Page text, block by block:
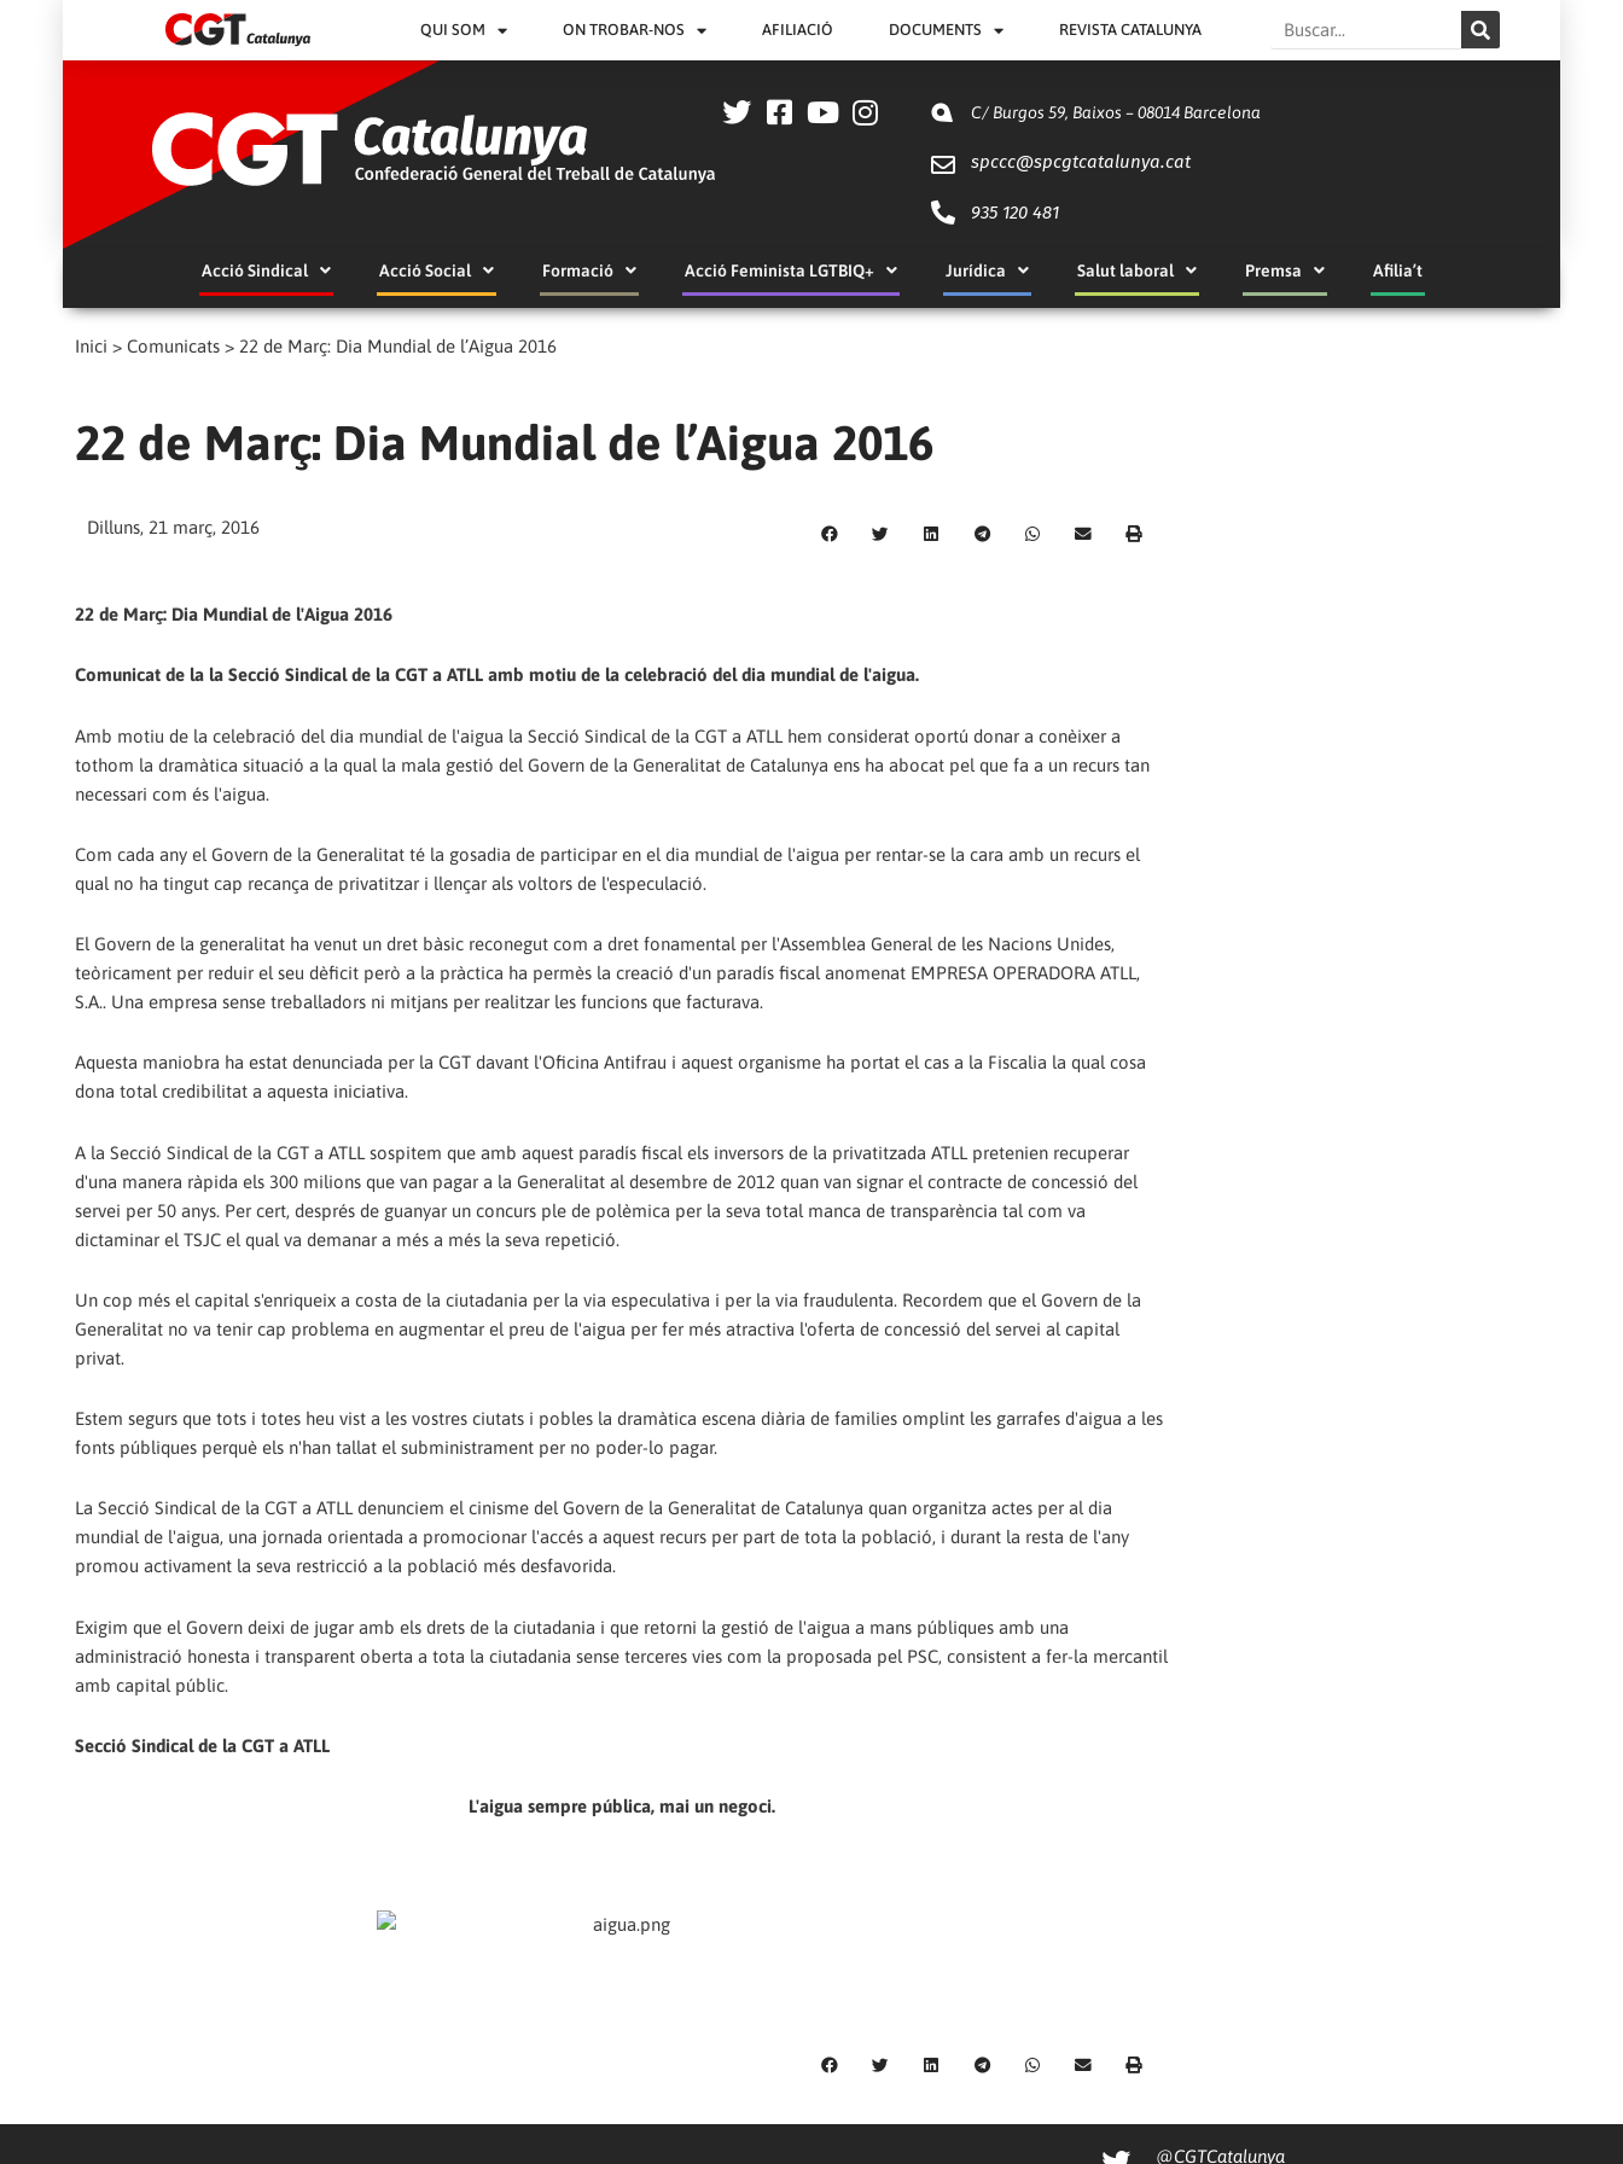
QUI SOM ON TROBAR-NOS AFILIACIÓ DOCUMENTS REVISTA CATALUNYA Search
C/ Burgos 59, Baixos – 08014 Barcelona
spccc@spcgtcatalunya.cat
935 120 481
Acció Sindical Acció Social Formació Acció Feminista LGTBIQ+ Jurídica Salut laboral Premsa Afilia’t
Inici > Comunicats > 22 de Març: Dia Mundial de l’Aigua 2016
22 de Març: Dia Mundial de l’Aigua 2016
Dilluns, 21 març, 2016
22 de Març: Dia Mundial de l'Aigua 2016
Comunicat de la la Secció Sindical de la CGT a ATLL amb motiu de la celebració del dia mundial de l'aigua.
Amb motiu de la celebració del dia mundial de l'aigua la Secció Sindical de la CGT a ATLL hem considerat oportú donar a conèixer a
tothom la dramàtica situació a la qual la mala gestió del Govern de la Generalitat de Catalunya ens ha abocat pel que fa a un recurs tan
necessari com és l'aigua.
Com cada any el Govern de la Generalitat té la gosadia de participar en el dia mundial de l'aigua per rentar-se la cara amb un recurs el
qual no ha tingut cap recança de privatitzar i llençar als voltors de l'especulació.
El Govern de la generalitat ha venut un dret bàsic reconegut com a dret fonamental per l'Assemblea General de les Nacions Unides,
teòricament per reduir el seu dèficit però a la pràctica ha permès la creació d'un paradís fiscal anomenat EMPRESA OPERADORA ATLL,
S.A.. Una empresa sense treballadors ni mitjans per realitzar les funcions que facturava.
Aquesta maniobra ha estat denunciada per la CGT davant l'Oficina Antifrau i aquest organisme ha portat el cas a la Fiscalia la qual cosa
dona total credibilitat a aquesta iniciativa.
A la Secció Sindical de la CGT a ATLL sospitem que amb aquest paradís fiscal els inversors de la privatitzada ATLL pretenien recuperar
d'una manera ràpida els 300 milions que van pagar a la Generalitat al desembre de 2012 quan van signar el contracte de concessió del
servei per 50 anys. Per cert, després de guanyar un concurs ple de polèmica per la seva total manca de transparència tal com va
dictaminar el TSJC el qual va demanar a més a més la seva repetició.
Un cop més el capital s'enriqueix a costa de la ciutadania per la via especulativa i per la via fraudulenta. Recordem que el Govern de la
Generalitat no va tenir cap problema en augmentar el preu de l'aigua per fer més atractiva l'oferta de concessió del servei al capital
privat.
Estem segurs que tots i totes heu vist a les vostres ciutats i pobles la dramàtica escena diària de families omplint les garrafes d'aigua a les
fonts públiques perquè els n'han tallat el subministrament per no poder-lo pagar.
La Secció Sindical de la CGT a ATLL denunciem el cinisme del Govern de la Generalitat de Catalunya quan organitza actes per al dia
mundial de l'aigua, una jornada orientada a promocionar l'accés a aquest recurs per part de tota la població, i durant la resta de l'any
promou activament la seva restricció a la població més desfavorida.
Exigim que el Govern deixi de jugar amb els drets de la ciutadania i que retorni la gestió de l'aigua a mans públiques amb una
administració honesta i transparent oberta a tota la ciutadania sense terceres vies com la proposada pel PSC, consistent a fer-la mercantil
amb capital públic.
Secció Sindical de la CGT a ATLL
L'aigua sempre pública, mai un negoci.
@CGTCatalunya